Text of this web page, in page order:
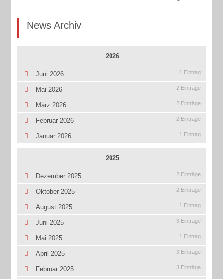
News Archiv
2026
Juni 2026 1 Eintrag
Mai 2026 2 Einträge
März 2026 2 Einträge
Februar 2026 2 Einträge
Januar 2026 1 Eintrag
2025
Dezember 2025 2 Einträge
Oktober 2025 2 Einträge
August 2025 1 Eintrag
Juni 2025 3 Einträge
Mai 2025 1 Eintrag
April 2025 3 Einträge
Februar 2025 3 Einträge